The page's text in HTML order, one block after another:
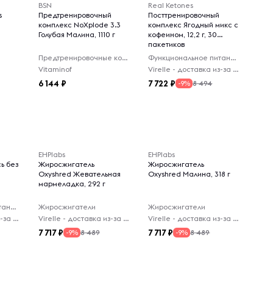
BSN
Предтренировочный
комплекс NoXplode 3.3
Голубая Малина, 1110 г
Предтренировочные комплексы
Vitaminof
6 144
Real Ketones
Посттренировочный
комплекс Ягодный микс с
кофеином, 12,2 г, 30
пакетиков
Функциональное питание
Virelle - доставка из-за рубежа
7 722 -9% 8 494
без
Функциональное питание
Virelle - доставка из-за рубежа
EHPlabs
Жиросжигатель
Oxyshred Жевательная
мармеладка, 292 г
Жиросжигатели
Virelle - доставка из-за рубежа
7 717 -9% 8 489
EHPlabs
Жиросжигатель
Oxyshred Малина, 318 г
Жиросжигатели
Virelle - доставка из-за рубежа
7 717 -9% 8 489